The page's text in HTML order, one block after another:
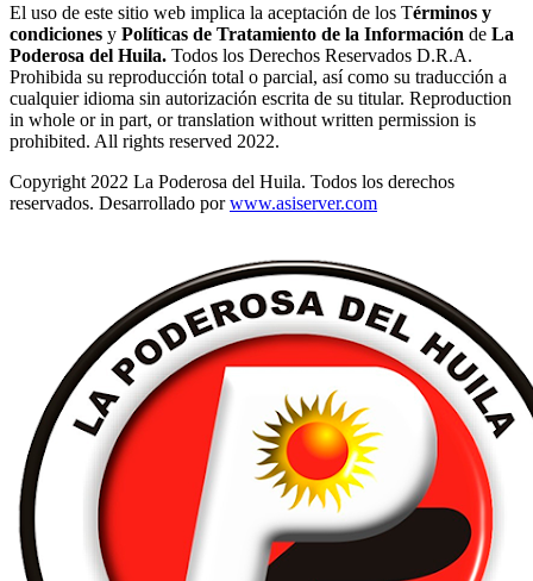
El uso de este sitio web implica la aceptación de los Términos y
condiciones y Políticas de Tratamiento de la Información de La
Poderosa del Huila. Todos los Derechos Reservados D.R.A.
Prohibida su reproducción total o parcial, así como su traducción a
cualquier idioma sin autorización escrita de su titular. Reproduction
in whole or in part, or translation without written permission is
prohibited. All rights reserved 2022.
Copyright 2022 La Poderosa del Huila. Todos los derechos
reservados. Desarrollado porwww.asiserver.com